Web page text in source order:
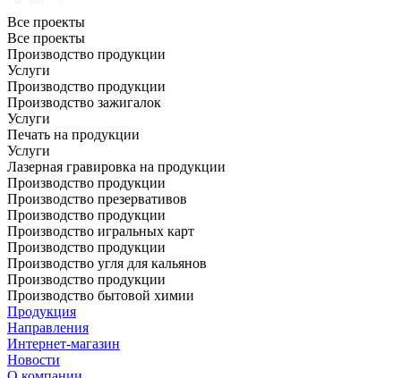
Все проекты
Все проекты
Производство продукции
Услуги
Производство продукции
Производство зажигалок
Услуги
Печать на продукции
Услуги
Лазерная гравировка на продукции
Производство продукции
Производство презервативов
Производство продукции
Производство игральных карт
Производство продукции
Производство угля для кальянов
Производство продукции
Производство бытовой химии
Продукция
Направления
Интернет-магазин
Новости